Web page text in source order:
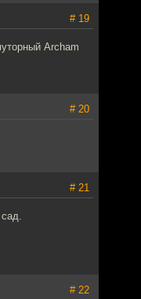
# 19
Archam
# 20
# 21
# 22